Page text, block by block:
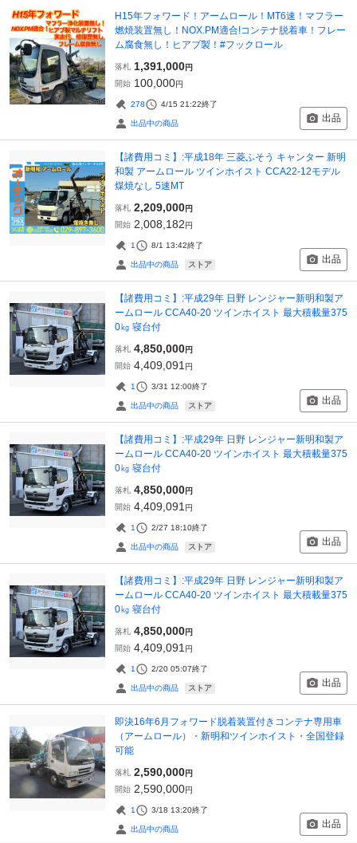
H15年フォワード！アームロール！MT6速！マフラー
燃焼装置無し！NOX.PM適合!コンテナ脱着車！フレー
ム腐食無し！ヒアブ製！#フックロール
落札 1,391,000円
開始 100,000円
278 4/15 21:22終了
出品中の商品 出品
【諸費用コミ】:平成18年 三菱ふそう キャンター 新明
和製 アームロール ツインホイスト CCA22-12モデル
煤焼なし 5速MT
落札 2,209,000円
開始 2,008,182円
1 8/1 13:42終了
出品中の商品 ストア 出品
【諸費用コミ】:平成29年 日野 レンジャー新明和製ア
ームロール CCA40-20 ツインホイスト 最大積載量375
0㎏ 寝台付
落札 4,850,000円
開始 4,409,091 円
1 3/31 12:00終了
出品中の商品 ストア 出品
【諸費用コミ】:平成29年 日野 レンジャー新明和製ア
ームロール CCA40-20 ツインホイスト 最大積載量375
0㎏ 寝台付
落札 4,850,000円
開始 4,409,091 円
1 2/27 18:10終了
出品中の商品 ストア 出品
【諸費用コミ】:平成29年 日野 レンジャー新明和製ア
ームロール CCA40-20 ツインホイスト 最大積載量375
0㎏ 寝台付
落札 4,850,000円
開始 4,409,091 円
1 2/20 05:07終了
出品中の商品 ストア 出品
即決16年6月フォワード脱着装置付きコンテナ専用車
（アームロール）・新明和ツインホイスト・全国登録
可能
落札 2,590,000円
開始 2,590,000円
1 3/18 13:20終了
出品中の商品 出品